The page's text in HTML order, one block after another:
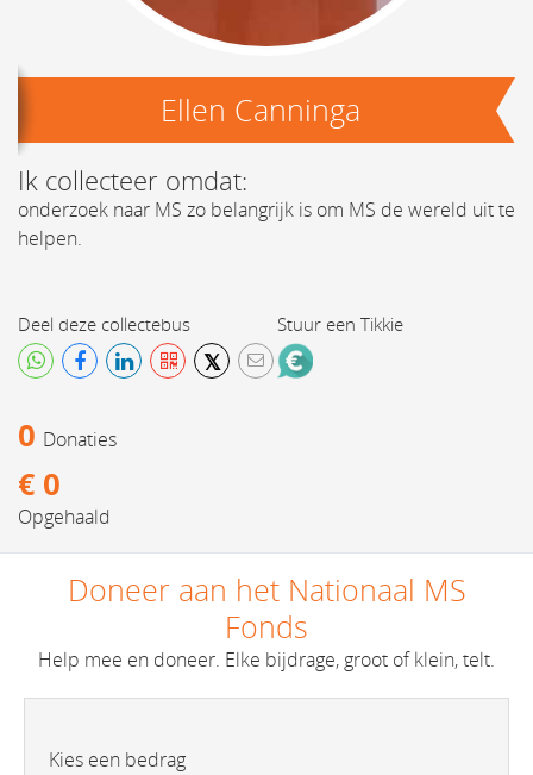
Ellen Canninga
Ik collecteer omdat:
onderzoek naar MS zo belangrijk is om MS de wereld uit te
helpen.
Deel deze collectebus
𝕏
Stuur een Tikkie
0 donaties
€ 0
opgehaald
Doneer aan het Nationaal MS
Fonds
Help mee en doneer. Elke bijdrage, groot of klein, telt.
Kies een bedrag